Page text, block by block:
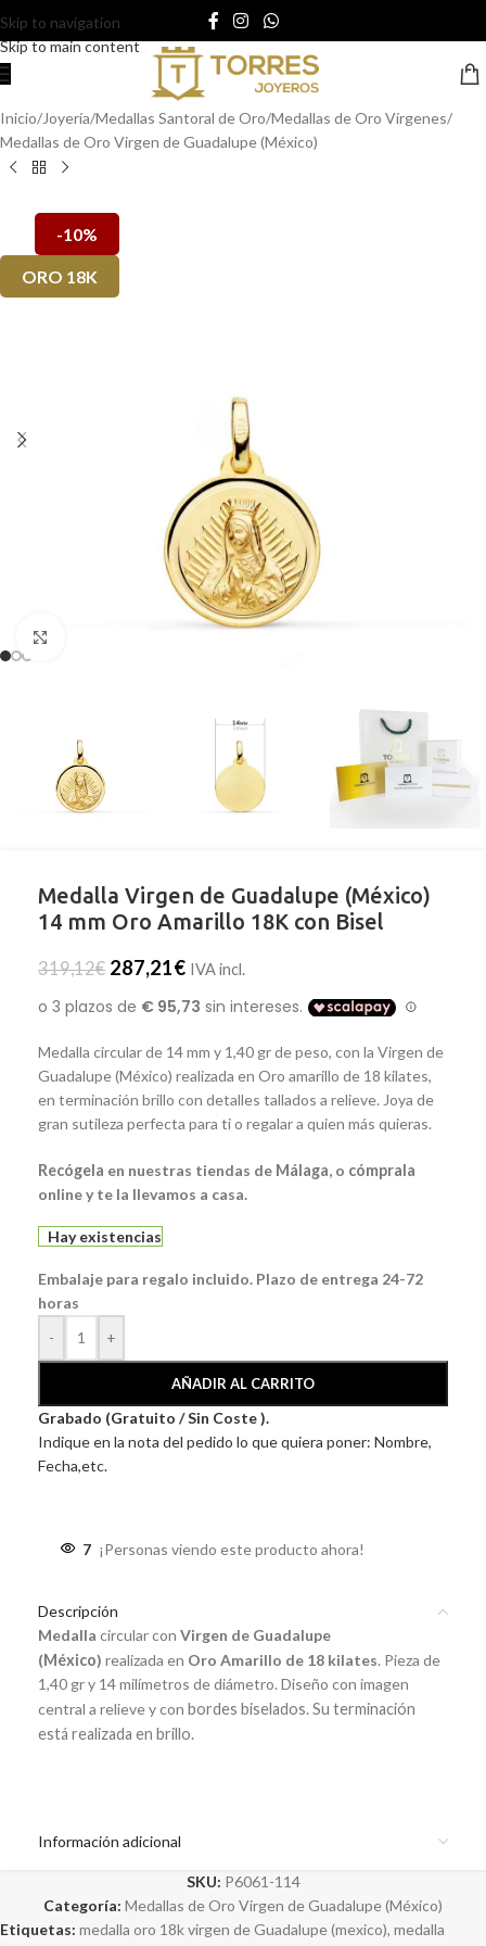
Skip to navigation
Skip to main content
Inicio/Joyería/Medallas Santoral de Oro/Medallas de Oro Vírgenes/
Medallas de Oro Virgen de Guadalupe (México)
-10%
ORO 18K
Medalla Virgen de Guadalupe (México)
14 mm Oro Amarillo 18K con Bisel
319,12€ 287,21€ IVA incl.
Medalla circular de 14 mm y 1,40 gr de peso, con la Virgen de
Guadalupe (México) realizada en Oro amarillo de 18 kilates,
en terminación brillo con detalles tallados a relieve. Joya de
gran sutileza perfecta para ti o regalar a quien más quieras.
Recógela en nuestras tiendas de Málaga, o cómprala
online y te la llevamos a casa.
Hay existencias
Embalaje para regalo incluido. Plazo de entrega 24-72
horas
-
+
AÑADIR AL CARRITO
Grabado (Gratuito / Sin Coste ).
Indique en la nota del pedido lo que quiera poner: Nombre,
Fecha,etc.
7 ¡Personas viendo este producto ahora!
Descripción
Medalla circularcon Virgen de Guadalupe
(México) realizada en Oro Amarillo de 18 kilates. Pieza de
1,40 gr y 14 milímetros de diámetro. Diseño con imagen
central a relieve y con bordes biselados. Su terminación
está realizada en brillo.
Información adicional
SKU: P6061-114
Categoría: Medallas de Oro Virgen de Guadalupe (México)
Etiquetas: medalla oro 18k virgen de Guadalupe (mexico), medalla